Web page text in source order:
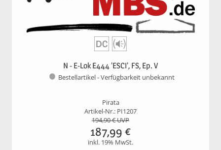
N - E-Lok E444 'ESCI', FS, Ep. V
Bestellartikel - Verfügbarkeit unbekannt
Pirata
Artikel-Nr.: PI1207
194,90€ UVP
187,99 €
inkl. 19% MwSt.